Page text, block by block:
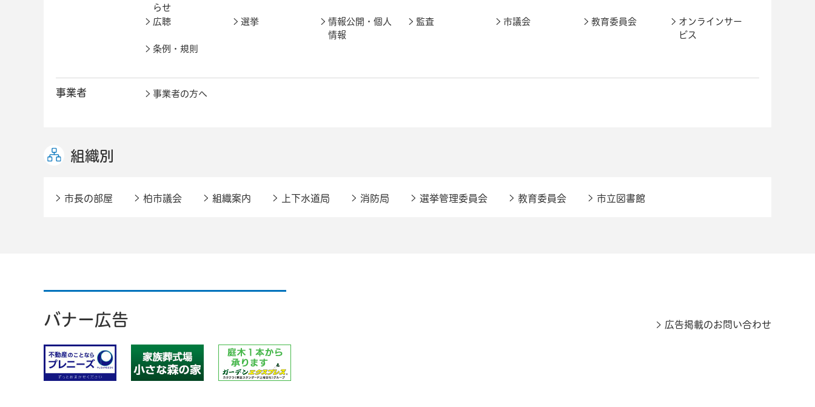
らせ
広聴 選挙
情報公開・個人
情報
監査 市議会 教育委員会
オンラインサー
ビス
条例・規則
事業者 事業者の方へ
組織別
市長の部屋 柏市議会 組織案内 上下水道局 消防局 選挙管理委員会 教育委員会 市立図書館
バナー広告 広告掲載のお問い合わせ